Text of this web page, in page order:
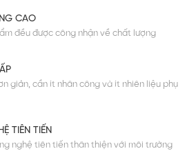
CAO
đều được công nhận về chất lượng
giản, cần ít nhân công và ít nhiên liệu phụ
TIÊN TIẾN
nghệ tiên tiến thân thiện với môi trường